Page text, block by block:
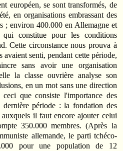
européen, se sont transformés, de
en organisations embrassant des
; environ 400.000 en Allemagne et
constitue pour les conditions
Cette circonstance nous prouva à
avaient senti, pendant cette période,
sans avoir une organisation
la classe ouvrière analyse son
en un mot sans une direction
que consiste l'importance des
dernière période : la fondation des
auxquels il faut encore ajouter celui
350.000 membres. (Après la
allemande, le parti tchéco-
pour une population de 12